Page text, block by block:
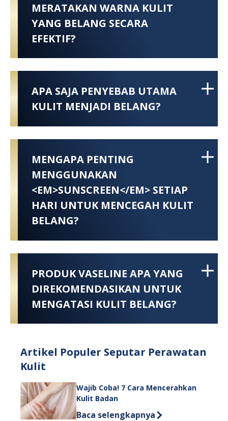
MERATAKAN WARNA KULIT
YANG BELANG SECARA
EFEKTIF?
APA SAJA PENYEBAB UTAMA
KULIT MENJADI BELANG?
MENGAPA PENTING
MENGGUNAKAN
<EM>SUNSCREEN</EM> SETIAP
HARI UNTUK MENCEGAH KULIT
BELANG?
PRODUK VASELINE APA YANG
DIREKOMENDASIKAN UNTUK
MENGATASI KULIT BELANG?
Artikel Populer Seputar Perawatan
Kulit
Wajib Coba! 7 Cara Mencerahkan
Kulit Badan
Discover more about Wajib Coba! 7
Baca selengkapnya